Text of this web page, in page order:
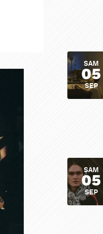
SAM
05
SEP
SAM
05
SEP